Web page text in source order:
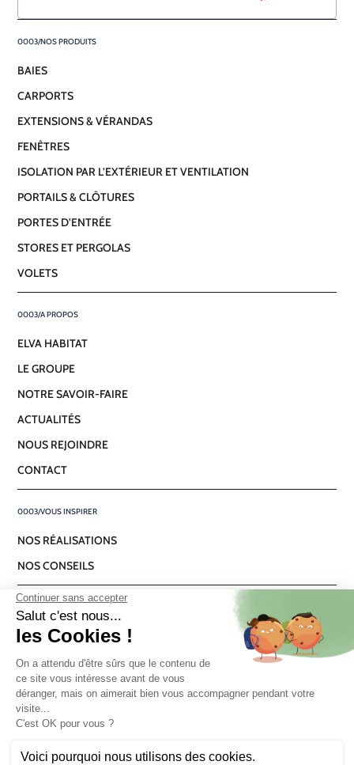
4,0
NOS PRODUITS
BAIES
CARPORTS
EXTENSIONS & VÉRANDAS
FENÊTRES
ISOLATION PAR L’EXTÉRIEUR ET VENTILATION
PORTAILS & CLÔTURES
PORTES D’ENTRÉE
STORES ET PERGOLAS
VOLETS
A PROPOS
ELVA HABITAT
LE GROUPE
NOTRE SAVOIR-FAIRE
ACTUALITÉS
NOUS REJOINDRE
CONTACT
VOUS INSPIRER
NOS RÉALISATIONS
NOS CONSEILS
FACEBOOK
INSTAGRAM
LINKEDIN
NEWSLETTER